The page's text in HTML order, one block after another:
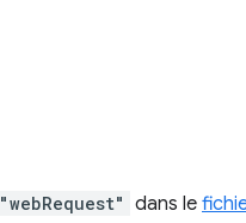
"webRequest" dans le